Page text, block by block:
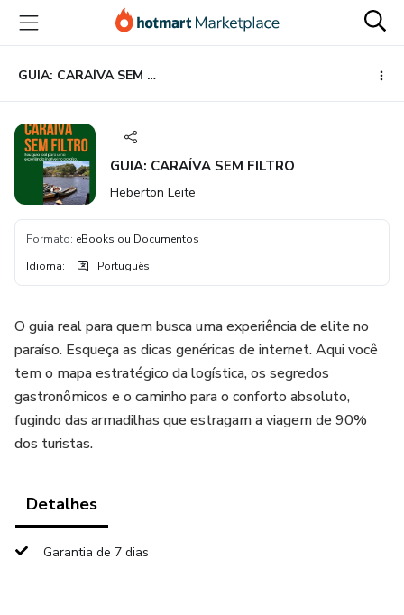
para
conteúdo
principal
para
pagamento
para
rodapé
GUIA: CARAÍVA SEM FILTRO
GUIA: CARAÍVA SEM FILTRO
Heberton Leite
Formato: eBooks ou Documentos
Idioma: Português
O guia real para quem busca uma experiência de elite no
paraíso. Esqueça as dicas genéricas de internet. Aqui você
tem o mapa estratégico da logística, os segredos
gastronômicos e o caminho para o conforto absoluto,
fugindo das armadilhas que estragam a viagem de 90%
dos turistas.
Detalhes
Garantia de 7 dias